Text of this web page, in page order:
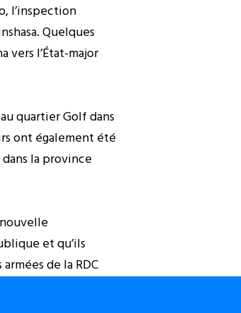
l’inspection
Quelques
vers l’État-major
quartier Golf dans
ont également été
la province
et qu’ils
de la RDC